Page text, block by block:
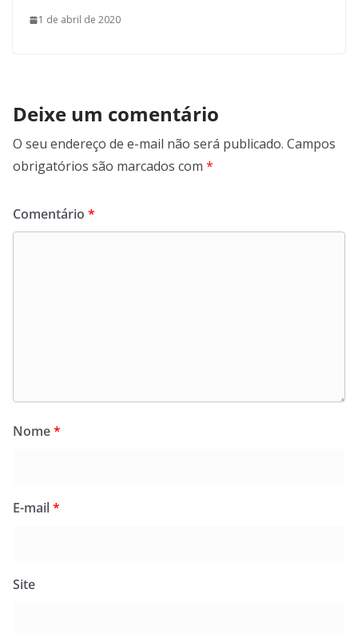
1 de abril de 2020
Deixe um comentário
O seu endereço de e-mail não será publicado. Campos
obrigatórios são marcados com *
Comentário *
Nome*
E-mail*
Site